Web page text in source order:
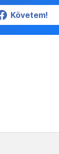
Követem!